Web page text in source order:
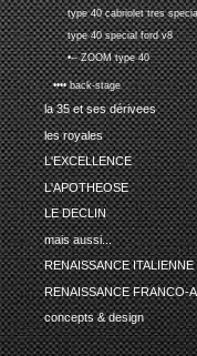
type 40 cabriolet tres
type 40 special ford v8
•-- ZOOM type 40
•••• back-stage
la 35 et ses dérivees
les royales
L'EXCELLENCE
L'APOTHEOSE
LE DECLIN
mais aussi...
RENAISSANCE ITALIENNE
RENAISSANCE FRANCO-
concepts & design